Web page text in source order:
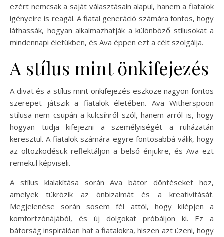
ezért nemcsak a saját választásain alapul, hanem a fiatalok
igényeire is reagál. A fiatal generáció számára fontos, hogy
láthassák, hogyan alkalmazhatják a különböző stílusokat a
mindennapi életükben, és Ava éppen ezt a célt szolgálja.
A stílus mint önkifejezés
A divat és a stílus mint önkifejezés eszköze nagyon fontos
szerepet játszik a fiatalok életében. Ava Witherspoon
stílusa nem csupán a külcsínről szól, hanem arról is, hogy
hogyan tudja kifejezni a személyiségét a ruházatán
keresztül. A fiatalok számára egyre fontosabbá válik, hogy
az öltözködésük reflektáljon a belső énjükre, és Ava ezt
remekül képviseli.
A stílus kialakítása során Ava bátor döntéseket hoz,
amelyek tükrözik az önbizalmát és a kreativitását.
Megjelenése során sosem fél attól, hogy kilépjen a
komfortzónájából, és új dolgokat próbáljon ki. Ez a
bátorság inspirálóan hat a fiatalokra, hiszen azt üzeni, hogy